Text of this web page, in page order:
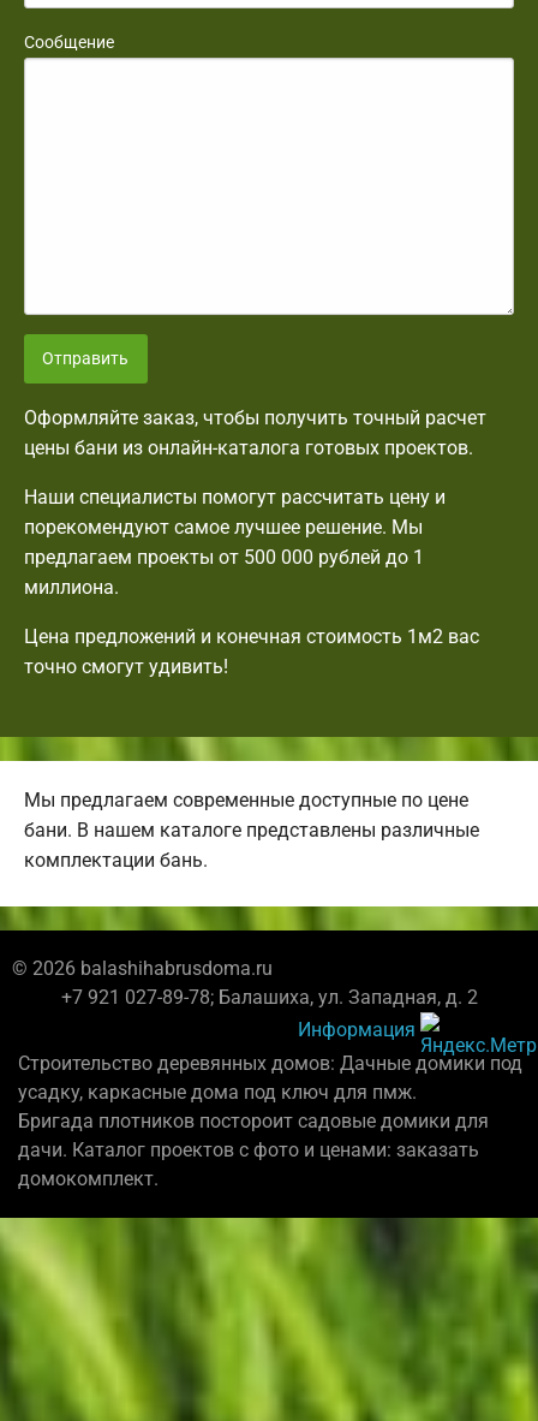
Сообщение
Отправить
Оформляйте заказ, чтобы получить точный расчет
цены бани из онлайн-каталога готовых проектов.
Наши специалисты помогут рассчитать цену и
порекомендуют самое лучшее решение. Мы
предлагаем проекты от 500 000 рублей до 1
миллиона.
Цена предложений и конечная стоимость 1м2 вас
точно смогут удивить!
Мы предлагаем современные доступные по цене
бани. В нашем каталоге представлены различные
комплектации бань.
© 2026 balashihabrusdoma.ru
+7 921 027-89-78; Балашиха, ул. Западная, д. 2
Информация
Строительство деревянных домов: Дачные домики под
усадку, каркасные дома под ключ для пмж.
Бригада плотников постороит садовые домики для
дачи. Каталог проектов с фото и ценами: заказать
домокомплект.